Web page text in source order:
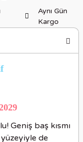
Aynı Gün
Kargo
Geniş baş kısmı
de